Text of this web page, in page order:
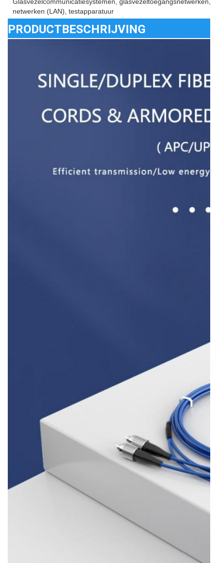
netwerken (LAN), testapparatuur
PRODUCTBESCHRIJVING